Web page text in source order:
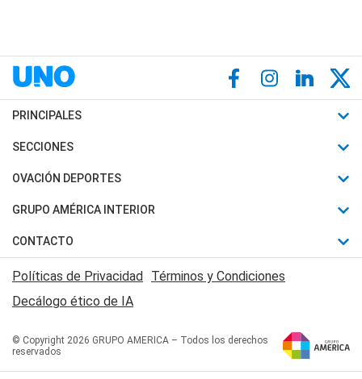
PRINCIPALES
Últimas Noticias
Política
Judiciales
Economia
SECCIONES
Horóscopo
Motores
Trucos caseros
Series y Películas
Edictos y Solicitadas
OVACIÓN DEPORTES
Fútbol
Mundial
Automovilismo
Rugby
Básquet
GRUPO AMÉRICA INTERIOR
Canal 7 en Vivo
San Juan 8
CONTACTO
Acerca de Nosotros
Contactanos
Políticas de Privacidad Términos y Condiciones
Decálogo ético de IA
© Copyright 2026 GRUPO AMERICA – Todos los derechos
reservados